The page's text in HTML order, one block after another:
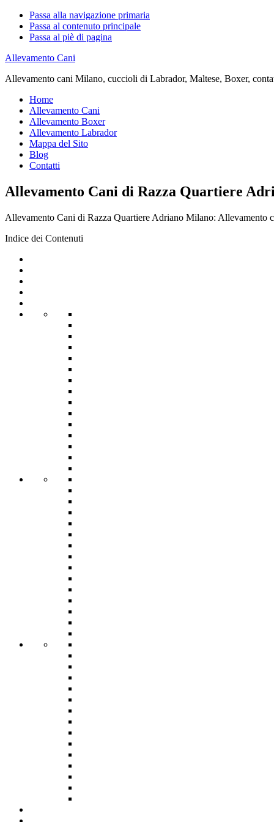
Passa alla navigazione primaria
Passa al contenuto principale
Passa al piè di pagina
Allevamento Cani
Allevamento cani Milano, cuccioli di Labrador, Maltese, Boxer,
Home
Allevamento Cani
Allevamento Boxer
Allevamento Labrador
Mappa del Sito
Blog
Contatti
Allevamento Cani di Razza Quartiere
Allevamento Cani di Razza Quartiere Adriano Milano: Allevamento
Indice dei Contenuti